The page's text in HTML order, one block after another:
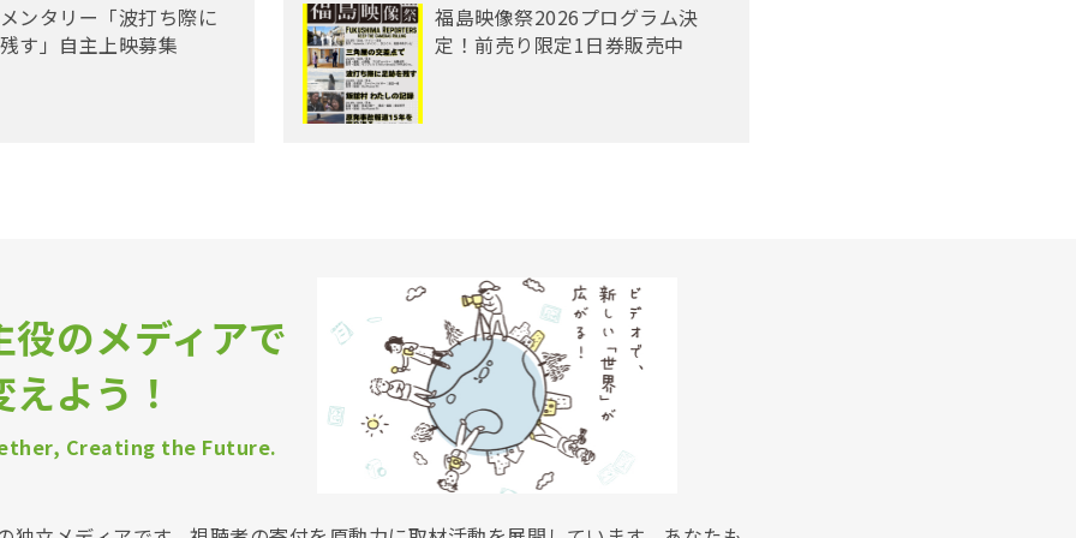
ンタリー「波打ち際に
す」自主上映募集
福島映像祭2026プログラム決
定！前売り限定1日券販売中
役のメディアで
よう！
Creating the Future.